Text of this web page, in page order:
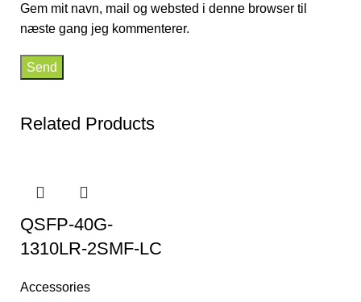
Gem mit navn, mail og websted i denne browser til
næste gang jeg kommenterer.
Related Products
QSFP-40G-
1310LR-2SMF-LC
Accessories